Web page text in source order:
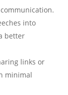
into
better
links or
minimal